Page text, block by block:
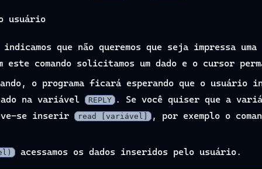
usuário
que não queremos que seja impressa
este comando solicitamos um dado e o cursor
o programa ficará esperando que o usuário
na variável
REPLY . Se você quiser que a
se inserir
read [variável] , por exemplo o
acessamos os dados inseridos pelo usuário.